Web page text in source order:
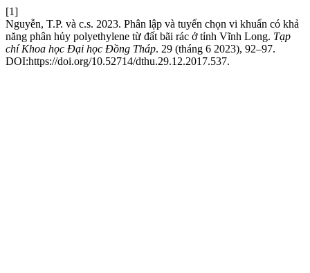
[1]
Nguyễn, T.P. và c.s. 2023. Phân lập và tuyển chọn vi khuẩn có khả
năng phân hủy polyethylene từ đất bãi rác ở tỉnh Vĩnh Long. Tạp
chí Khoa học Đại học Đồng Tháp. 29 (tháng 6 2023), 92–97.
DOI:https://doi.org/10.52714/dthu.29.12.2017.537.